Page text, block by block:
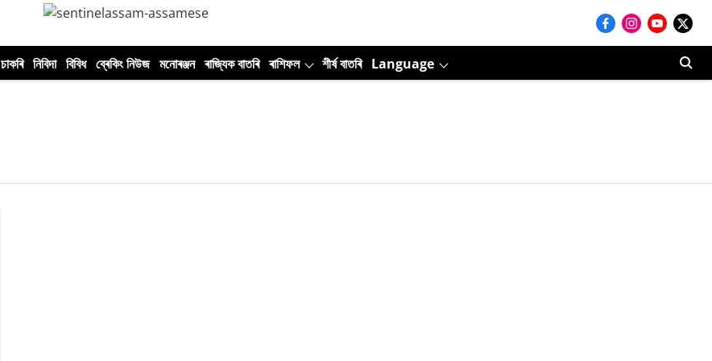
চাকৰি নিবিদা বিবিধ ব্ৰেকিং নিউজ মনোৰঞ্জন ৰাজ্যিক বাতৰি ৰাশিফল শীৰ্ষ বাতৰি Language